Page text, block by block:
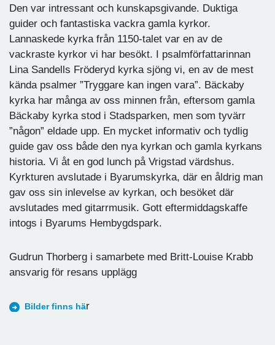
Den var intressant och kunskapsgivande. Duktiga
guider och fantastiska vackra gamla kyrkor.
Lannaskede kyrka från 1150-talet var en av de
vackraste kyrkor vi har besökt. I psalmförfattarinnan
Lina Sandells Fröderyd kyrka sjöng vi, en av de mest
kända psalmer ”Tryggare kan ingen vara”. Bäckaby
kyrka har många av oss minnen från, eftersom gamla
Bäckaby kyrka stod i Stadsparken, men som tyvärr
”någon” eldade upp. En mycket informativ och tydlig
guide gav oss både den nya kyrkan och gamla kyrkans
historia. Vi åt en god lunch på Vrigstad värdshus.
Kyrkturen avslutade i Byarumskyrka, där en åldrig man
gav oss sin inlevelse av kyrkan, och besöket där
avslutades med gitarrmusik. Gott eftermiddagskaffe
intogs i Byarums Hembygdspark.
Gudrun Thorberg i samarbete med Britt-Louise Krabb
ansvarig för resans upplägg
Bilder finns här